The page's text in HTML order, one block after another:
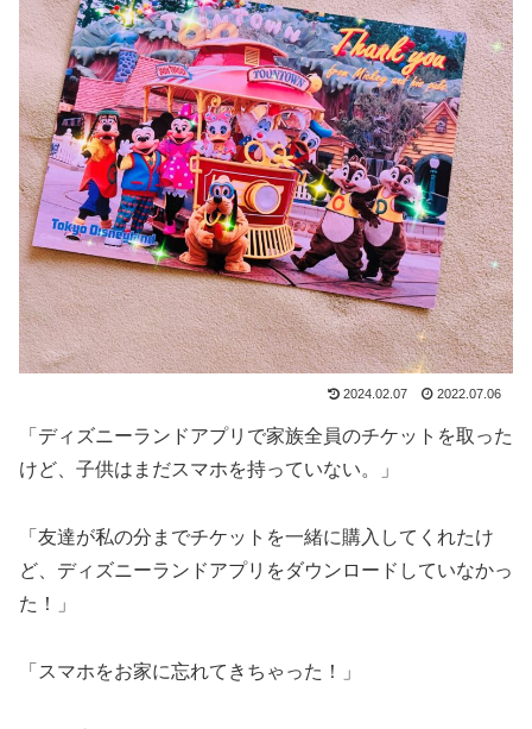
2024.02.07 2022.07.06
「ディズニーランドアプリで家族全員のチケットを取った
けど、子供はまだスマホを持っていない。」
「友達が私の分までチケットを一緒に購入してくれたけ
ど、ディズニーランドアプリをダウンロードしていなかっ
た！」
「スマホをお家に忘れてきちゃった！」